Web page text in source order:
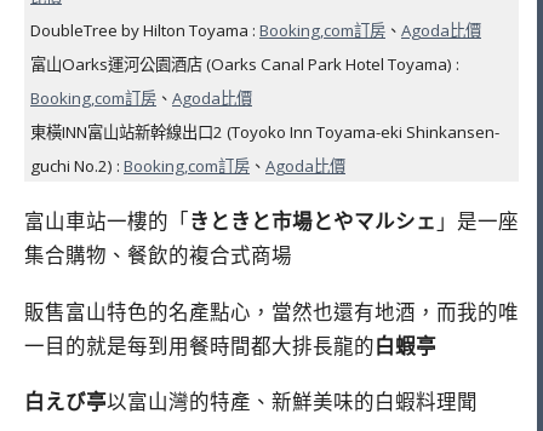
DoubleTree by Hilton Toyama : Booking,com訂房 、 Agoda比價
富山Oarks運河公園酒店 (Oarks Canal Park Hotel Toyama) :
Booking,com訂房 、 Agoda比價
東橫INN富山站新幹線出口2 (Toyoko Inn Toyama-eki Shinkansen-
guchi No.2) : Booking,com訂房 、 Agoda比價
富山車站一樓的「きときと市場とやマルシェ 」是一座
集合購物、餐飲的複合式商場
販售富山特色的名產點心，當然也還有地酒，而我的唯
一目的就是每到用餐時間都大排長龍的白蝦亭
白えび亭以富山灣的特產、新鮮美味的白蝦料理聞